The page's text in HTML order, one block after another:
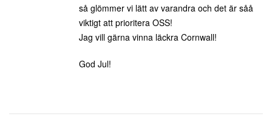
så glömmer vi lätt av varandra och det är såå
viktigt att prioritera OSS!
Jag vill gärna vinna läckra Cornwall!
God Jul!